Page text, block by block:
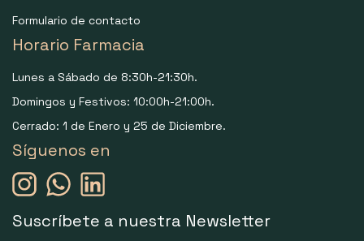
Formulario de contacto
Horario Farmacia
Lunes a Sábado de 8:30h-21:30h.
Domingos y Festivos: 10:00h-21:00h.
Cerrado: 1 de Enero y 25 de Diciembre.
Síguenos en
Suscríbete a nuestra Newsletter